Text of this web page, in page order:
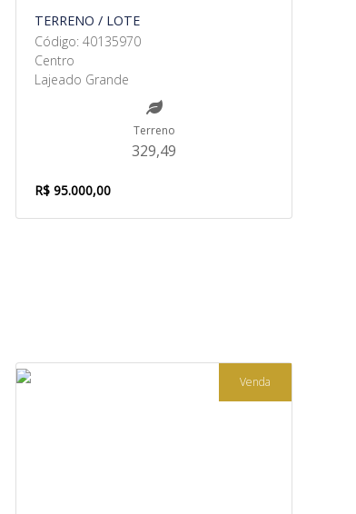
TERRENO / LOTE
Código: 40135970
Centro
Lajeado Grande
Terreno
329,49
R$ 95.000,00
Venda